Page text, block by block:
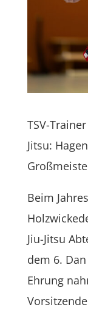
TSV-
Jitsu:
Beim
Jiu-Jitsu
dem 6.
Ehrung